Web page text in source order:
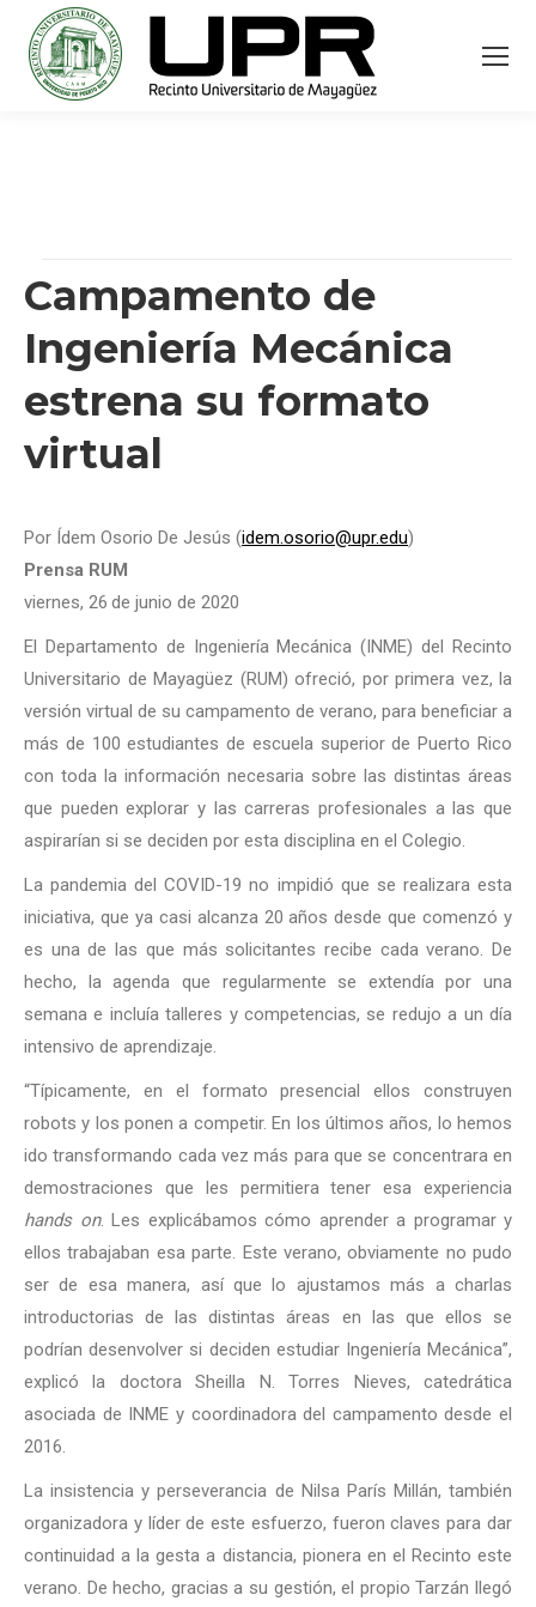
Campamento de
Ingeniería Mecánica
estrena su formato
virtual
Por Ídem Osorio De Jesús (idem.osorio@upr.edu)
Prensa RUM
viernes, 26 de junio de 2020
El Departamento de Ingeniería Mecánica (INME) del Recinto
Universitario de Mayagüez (RUM) ofreció, por primera vez, la
versión virtual de su campamento de verano, para beneficiar a
más de 100 estudiantes de escuela superior de Puerto Rico
con toda la información necesaria sobre las distintas áreas
que pueden explorar y las carreras profesionales a las que
aspirarían si se deciden por esta disciplina en el Colegio.
La pandemia del COVID-19 no impidió que se realizara esta
iniciativa, que ya casi alcanza 20 años desde que comenzó y
es una de las que más solicitantes recibe cada verano. De
hecho, la agenda que regularmente se extendía por una
semana e incluía talleres y competencias, se redujo a un día
intensivo de aprendizaje.
“Típicamente, en el formato presencial ellos construyen
robots y los ponen a competir. En los últimos años, lo hemos
ido transformando cada vez más para que se concentrara en
demostraciones que les permitiera tener esa experiencia
hands on. Les explicábamos cómo aprender a programar y
ellos trabajaban esa parte. Este verano, obviamente no pudo
ser de esa manera, así que lo ajustamos más a charlas
introductorias de las distintas áreas en las que ellos se
podrían desenvolver si deciden estudiar Ingeniería Mecánica”,
explicó la doctora Sheilla N. Torres Nieves, catedrática
asociada de INME y coordinadora del campamento desde el
2016.
La insistencia y perseverancia de Nilsa París Millán, también
organizadora y líder de este esfuerzo, fueron claves para dar
continuidad a la gesta a distancia, pionera en el Recinto este
verano. De hecho, gracias a su gestión, el propio Tarzán llegó